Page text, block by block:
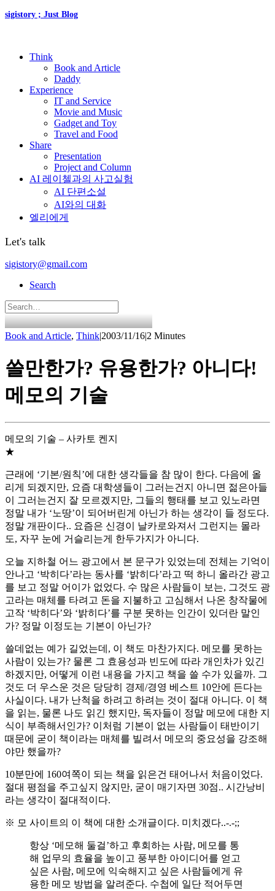
sigistory ; Just Blog
Think
Book and Article
Daddy
Experience
IT and Service
Movie and Music
Gadget and Toy
Travel and Food
Share
Presentation
Project and Column
AI 레이첼과의 사고실험
AI 단편소설
AI와의 대화
엘리에게
Let's talk
sigistory@gmail.com
Search
Book and Article, Think|2003/11/16|2 Minutes
쓸만한가? 유용한가? 아니다!
메모의 기술
메모의 기술 – 사카토 켄지
★
근래에 ‘기본/원칙’에 대한 생각들을 참 많이 한다. 다음에 올
리게 되겠지만, 요즘 대학생들이 그러는건지 아니면 젊은아들
이 그러는건지 잘 모르겠지만, 그들의 행태를 보고 있노라면
정말 내가 ‘노땅’이 되어버린게 아닌가 하는 생각이 들 정도다.
정말 개판이다.. 요즘은 신경이 날카로와져서 그런지는 몰라
도, 자꾸 눈에 거슬리는게 한두가지가 아니다.
오늘 지하철 어느 광고에서 본 문구가 있었는데 전체는 기억이
안나고 ‘박히다’라는 동사를 ‘밝히다’라고 떡 하니 올라간 광고
를 보고 정말 어이가 없었다. 수 많은 사람들이 보는, 그것도 광
고라는 매체를 타려고 돈을 지불하고 고심해서 나온 창작물에
고작 ‘박히다’와 ‘밝히다’를 구분 못하는 인간이 있더란 말인
가? 정말 이정도는 기본이 아닌가?
쓸데없는 예가 길었는데, 이 책도 마찬가지다. 메모를 못하는
사람이 있는가? 물론 그 효용성과 빈도에 따라 개인차가 있긴
하겠지만, 어떻게 이런 내용을 가지고 책을 쓸 수가 있을까. 그
것도 더 우스운 것은 당당히 경제/경영 베스트 10안에 든다는
사실이다. 내가 난척을 하려고 하려는 것이 절대 아니다. 이 책
을 읽는, 물론 나도 읽긴 했지만, 독자들이 정말 메모에 대한 지
식이 부족해서인가? 이처럼 기본이 없는 사람들이 태반이기
때문에 굳이 책이라는 매체를 빌려서 메모의 중요성을 강조해
야만 했을까?
10분만에 160여쪽이 되는 책을 읽은건 태어나서 처음이었다.
절대 평점을 주고싶지 않지만, 굳이 매기자면 30점.. 시간낭비
라는 생각이 절대적이다.
※ 모 사이트의 이 책에 대한 소개글이다. 미치겠다..-.-;;
항상 ‘메모해 둘걸’하고 후회하는 사람, 메모를 통
해 업무의 효율을 높이고 풍부한 아이디어를 얻고
싶은 사람, 메모에 익숙해지고 싶은 사람들에게 유
용한 메모 방법을 알려준다. 수첩에 일단 적어두면